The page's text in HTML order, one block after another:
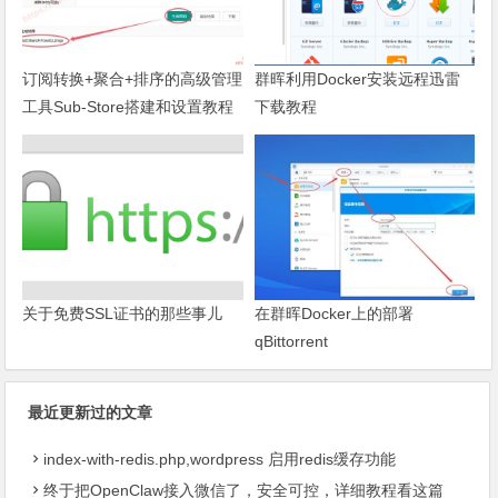
订阅转换+聚合+排序的高级管理
工具Sub-Store搭建和设置教程
群晖利用Docker安装远程迅雷
下载教程
关于免费SSL证书的那些事儿
在群晖Docker上的部署
qBittorrent
最近更新过的文章
index-with-redis.php,wordpress 启用redis缓存功能
终于把OpenClaw接入微信了，安全可控，详细教程看这篇